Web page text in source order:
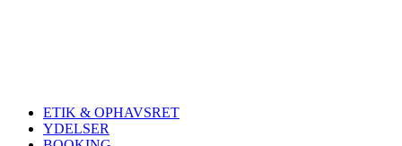
ETIK & OPHAVSRET
YDELSER